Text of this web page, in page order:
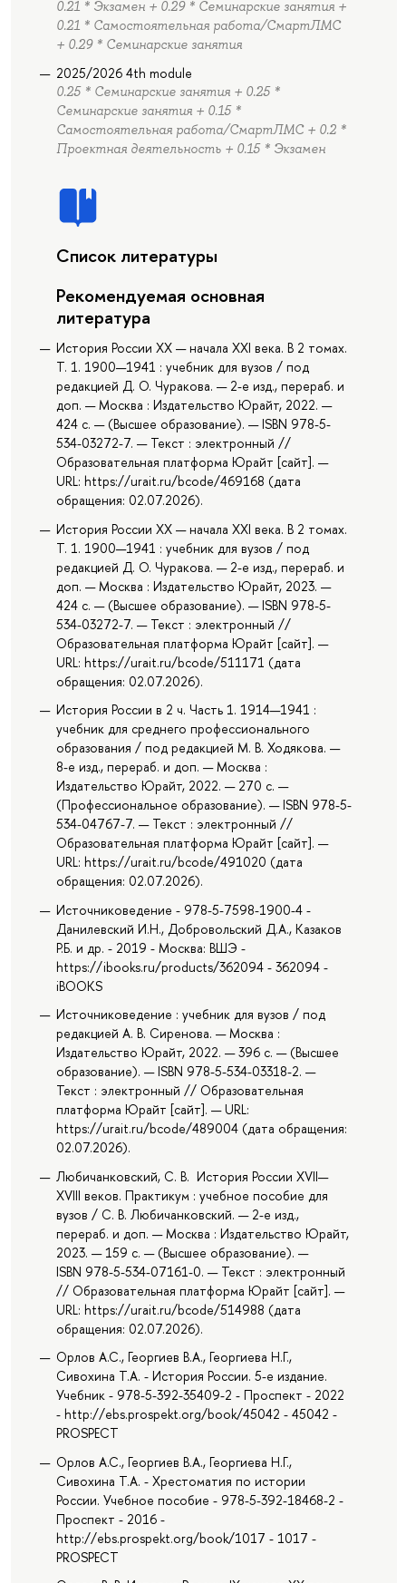
0.21 * Экзамен + 0.29 * Семинарские занятия +
0.21 * Самостоятельная работа/СмартЛМС
+ 0.29 * Семинарские занятия
2025/2026 4th module
0.25 * Семинарские занятия + 0.25 *
Семинарские занятия + 0.15 *
Самостоятельная работа/СмартЛМС + 0.2 *
Проектная деятельность + 0.15 * Экзамен
Список литературы
Рекомендуемая основная
литература
История России XX — начала XXI века. В 2 томах.
Т. 1. 1900—1941 : учебник для вузов / под
редакцией Д. О. Чуракова. — 2-е изд., перераб. и
доп. — Москва : Издательство Юрайт, 2022. —
424 с. — (Высшее образование). — ISBN 978-5-
534-03272-7. — Текст : электронный //
Образовательная платформа Юрайт [сайт]. —
URL: https://urait.ru/bcode/469168 (дата
обращения: 02.07.2026).
История России XX — начала XXI века. В 2 томах.
Т. 1. 1900—1941 : учебник для вузов / под
редакцией Д. О. Чуракова. — 2-е изд., перераб. и
доп. — Москва : Издательство Юрайт, 2023. —
424 с. — (Высшее образование). — ISBN 978-5-
534-03272-7. — Текст : электронный //
Образовательная платформа Юрайт [сайт]. —
URL: https://urait.ru/bcode/511171 (дата
обращения: 02.07.2026).
История России в 2 ч. Часть 1. 1914—1941 :
учебник для среднего профессионального
образования / под редакцией М. В. Ходякова. —
8-е изд., перераб. и доп. — Москва :
Издательство Юрайт, 2022. — 270 с. —
(Профессиональное образование). — ISBN 978-5-
534-04767-7. — Текст : электронный //
Образовательная платформа Юрайт [сайт]. —
URL: https://urait.ru/bcode/491020 (дата
обращения: 02.07.2026).
Источниковедение - 978-5-7598-1900-4 -
Данилевский И.Н., Добровольский Д.А., Казаков
Р.Б. и др. - 2019 - Москва: ВШЭ -
https://ibooks.ru/products/362094 - 362094 -
iBOOKS
Источниковедение : учебник для вузов / под
редакцией А. В. Сиренова. — Москва :
Издательство Юрайт, 2022. — 396 с. — (Высшее
образование). — ISBN 978-5-534-03318-2. —
Текст : электронный // Образовательная
платформа Юрайт [сайт]. — URL:
https://urait.ru/bcode/489004 (дата обращения:
02.07.2026).
Любичанковский, С. В. История России XVII—
XVIII веков. Практикум : учебное пособие для
вузов / С. В. Любичанковский. — 2-е изд.,
перераб. и доп. — Москва : Издательство Юрайт,
2023. — 159 с. — (Высшее образование). —
ISBN 978-5-534-07161-0. — Текст : электронный
// Образовательная платформа Юрайт [сайт]. —
URL: https://urait.ru/bcode/514988 (дата
обращения: 02.07.2026).
Орлов А.С., Георгиев В.А., Георгиева Н.Г.,
Сивохина Т.А. - История России. 5-е издание.
Учебник - 978-5-392-35409-2 - Проспект - 2022
- http://ebs.prospekt.org/book/45042 - 45042 -
PROSPECT
Орлов А.С., Георгиев В.А., Георгиева Н.Г.,
Сивохина Т.А. - Хрестоматия по истории
России. Учебное пособие - 978-5-392-18468-2 -
Проспект - 2016 -
http://ebs.prospekt.org/book/1017 - 1017 -
PROSPECT